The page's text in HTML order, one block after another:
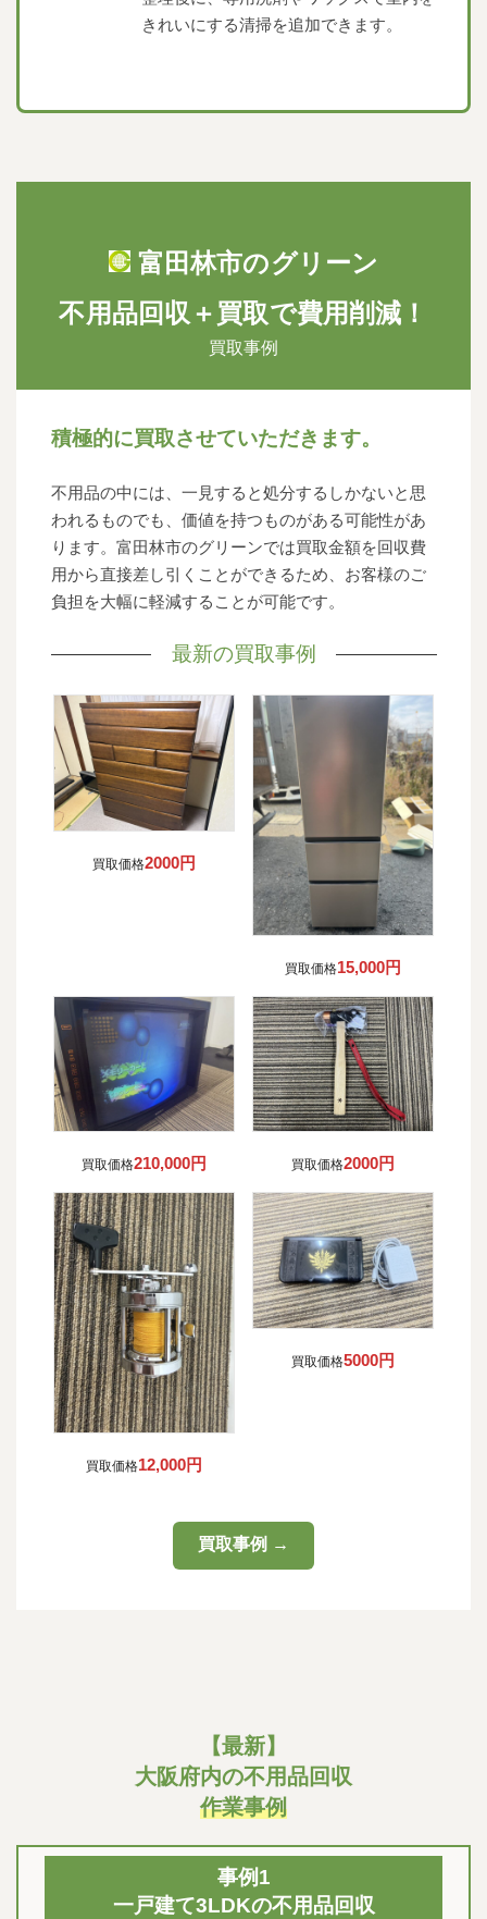
きれいにする清掃を追加できます。
富田林市のグリーン
不用品回収＋買取で費用削減！
買取事例
積極的に買取させていただきます。
不用品の中には、一見すると処分するしかないと思
われるものでも、価値を持つものがある可能性があ
ります。富田林市のグリーンでは買取金額を回収費
用から直接差し引くことができるため、お客様のご
負担を大幅に軽減することが可能です。
最新の買取事例
買取価格2000円
買取価格15,000円
買取価格210,000円 買取価格2000円
買取価格12,000円
買取価格5000円
買取事例 →
【最新】
大阪府内の不用品回収
作業事例
事例1
一戸建て3LDKの不用品回収